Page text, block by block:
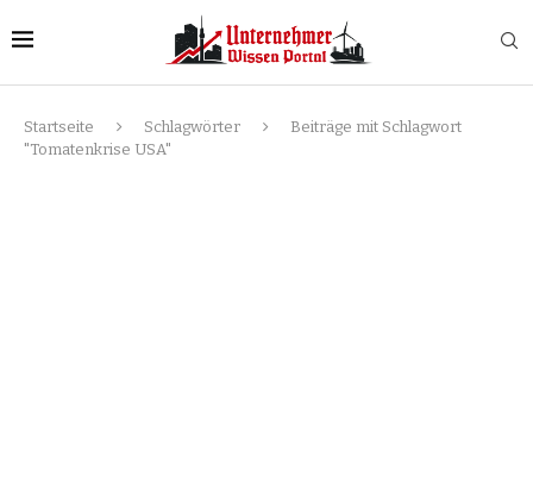
Startseite Schlagwörter
Beiträge mit Schlagwort
"Tomatenkrise USA"